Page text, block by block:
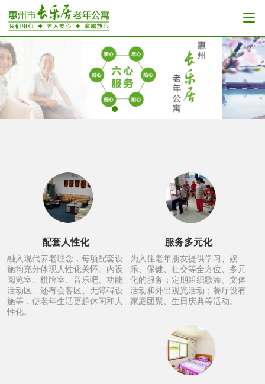
配套人性化
融入现代养老理念，每项配套设
施均充分体现人性化关怀。内设
阅览室、棋牌室、音乐吧、功能
活动区、还有会客区、无障碍设
施等，使老年生活更趋休闲和人
性化。
服务多元化
为入住老年朋友提供学习、娱
乐、保健、社交等全方位、多元
化的服务；定期组织歌舞、文体
活动和外出观光活动；餐厅设有
家庭团聚、生日庆典等活动。